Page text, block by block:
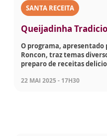
SANTA RECEITA
Queijadinha
O programa, apresentado
Roncon, traz temas
preparo de receitas
22 MAI 2025 - 17H30